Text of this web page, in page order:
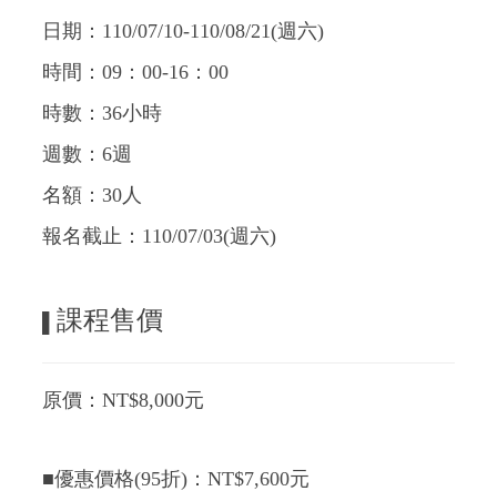
日期：110/07/10-110/08/21(週六)
時間：09：00-16：00
時數：36小時
週數：6週
名額：30人
報名截止：110/07/03(週六)
課程售價
原價：NT$8,000元
■優惠價格(95折)：NT$7,600元